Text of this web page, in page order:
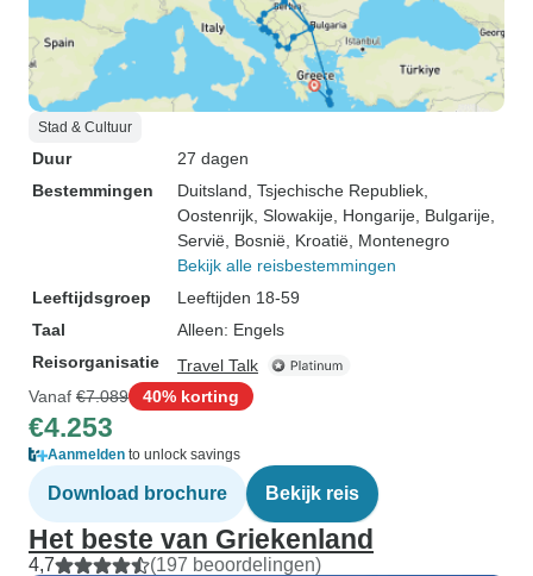
Stad & Cultuur
Duur
27 dagen
Bestemmingen
Duitsland , Tsjechische Republiek
Oostenrijk , Slowakije , Hongarije , Bulgarije
Servië , Bosnië , Kroatië , Montenegro
Bekijk alle reisbestemmingen
Leeftijdsgroep
Leeftijden 18-59
Taal
Alleen: Engels
Reisorganisatie
Travel Talk
Vanaf €7.089 40% korting
€4.253
Aanmelden to unlock savings
Download brochure Bekijk reis
Het beste van Griekenland
4,7 (197 beoordelingen)